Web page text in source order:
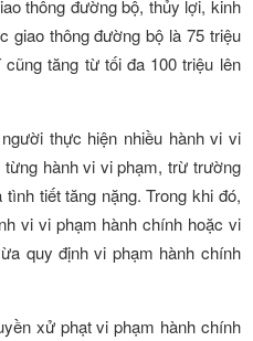
thông đường bộ, thủy lợi, kinh
giao thông đường bộ là 75 triệu
tăng từ tối đa 100 triệu lên
thực hiện nhiều hành vi vi
hành vi vi phạm, trừ trường
tiết tăng nặng. Trong khi đó,
vi vi phạm hành chính hoặc vi
quy định vi phạm hành chính
xử phạt vi phạm hành chính